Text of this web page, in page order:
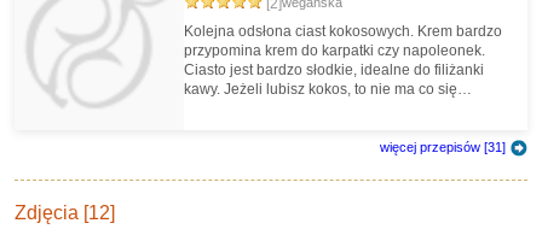
[2]
Kolejna odsłona ciast kokosowych. Krem bardzo
przypomina krem do karpatki czy napoleonek.
Ciasto jest bardzo słodkie, idealne do filiżanki
kawy. Jeżeli lubisz kokos, to nie ma co się
więcej przepisów [31]
Zdjęcia [12]